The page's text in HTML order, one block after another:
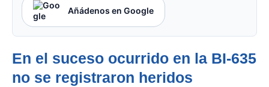
Añádenos en Google
En el suceso ocurrido en la BI-635
no se registraron heridos